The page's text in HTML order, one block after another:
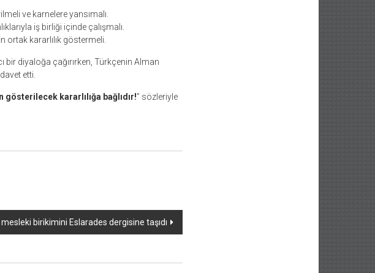
ve karnelere yansımalı.
iş birliği içinde çalışmalı.
ortak kararlılık göstermeli.
bir diyaloğa çağırırken, Türkçenin Alman
etti.
kararlılığa bağlıdır!” sözleriyle
birikimini Eslarades dergisine taşıdı